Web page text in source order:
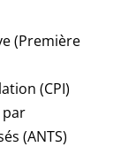
(Première
(CPI)
(ANTS)